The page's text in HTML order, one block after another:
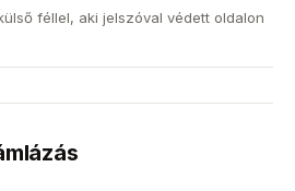
féllel, aki jelszóval védett oldalon